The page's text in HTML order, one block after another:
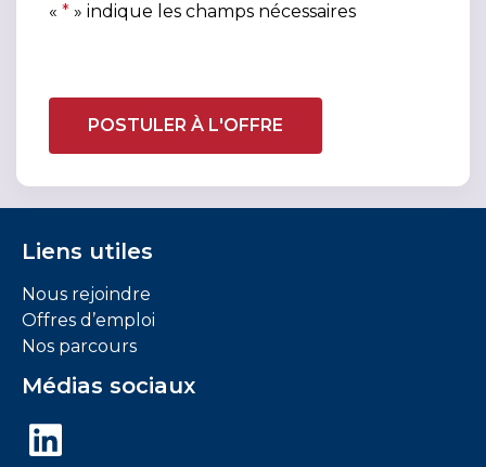
fi
é
s
i
d
g
a
l
e
m
n
t
« * » indique les champs nécessaires
Liens utiles
Nous rejoindre
Offres d’emploi
Nos parcours
Médias sociaux
LinkedIn